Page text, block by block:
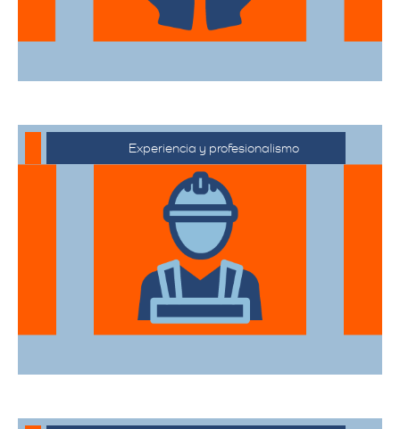
Experiencia y profesionalismo
Contamos con una extensa trayectoria
en el sector de trasteos, ofreciendo un
servicio confiable y de alta calidad.